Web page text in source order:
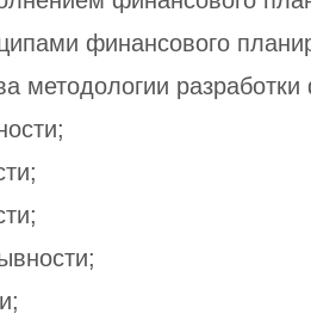
финансового
методологии